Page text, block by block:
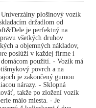
Univerzálny plošinový vozík
držadlom od
je perfektný na
všetkých druhov
a objemných nákladov,
poslúži v každej firme i
použití. - Vozík má
povrch a na
je zakončený gumou
nárazy. - Sklopná
takže po zložení vozík
málo miesta. - Je